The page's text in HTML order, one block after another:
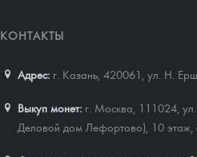
КОНТАКТЫ
Адрес: г. Казань, 420061 ул. Н.
Выкуп монет: г. Москва, 111024,
Деловой дом Лефортово), 10